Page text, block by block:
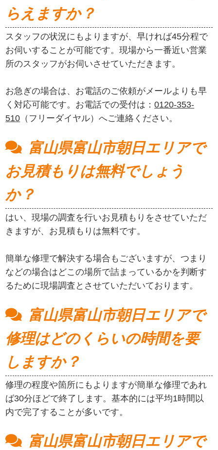
らえますか？
スタッフの状況にもよりますが、早ければ45分程で
お伺いすることが可能です。現場から一番近い営業
所のスタッフがお伺いさせていただきます。
お急ぎの場合は、お電話のご依頼がメールよりも早
く対応可能です。お電話での受付は：0120-353-
510 （フリーダイヤル）へご連絡ください。
富山県富山市朝日エリアで
お見積もりは無料でしょう
か？
はい、現場の調査を行いお見積もりをさせていただ
きますが、お見積もりは無料です。
簡単な修理で解決する場合もございますが、つまり
などの場合はどこの場所で詰まっているかを判断す
るために現場調査とさせていただいております。
富山県富山市朝日エリアで
修理はどのくらいの時間を要
しますか？
修理の程度や箇所にもよりますが簡単な修理であれ
ば30分ほどで終了します。基本的には平均1時間以
内で完了することが多いです。
富山県富山市朝日エリアで